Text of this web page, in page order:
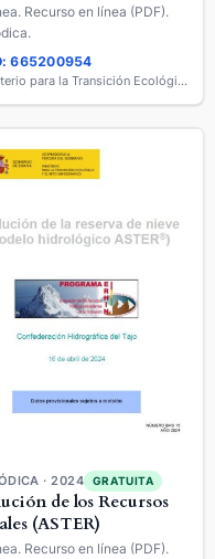
Recurso en línea (PDF).
665200954
Ministerio para la Transición Ecológica y el Reto Demográfico
· 2024 GRATUITA
de los Recursos
(ASTER)
Recurso en línea (PDF).